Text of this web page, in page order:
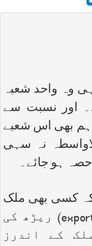
وہ واحد شعبہ
اور نسبت سے
ہم بھی اس شعبے
نہ سہی
ہو جائے۔
کسی بھی ملک
) ریڑھ کی
کے اندرز